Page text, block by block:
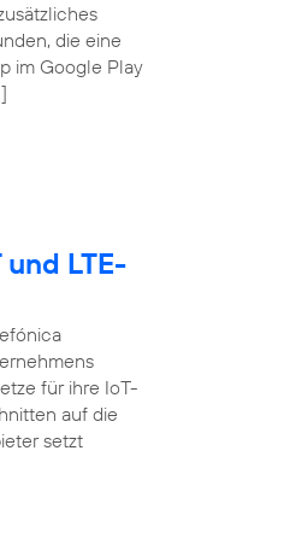
die eine
im Google Play
LTE-
für ihre IoT-
auf die
setzt